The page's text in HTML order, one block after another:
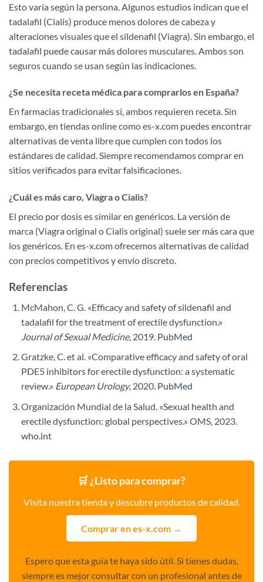
Esto varía según la persona. Algunos estudios indican que el
tadalafil (Cialis) produce menos dolores de cabeza y
alteraciones visuales que el sildenafil (Viagra). Sin embargo, el
tadalafil puede causar más dolores musculares. Ambos son
seguros cuando se usan según las indicaciones.
¿Se necesita receta médica para comprarlos en España?
En farmacias tradicionales sí, ambos requieren receta. Sin
embargo, en tiendas online como es-x.com puedes encontrar
alternativas de venta libre que cumplen con todos los
estándares de calidad. Siempre recomendamos comprar en
sitios verificados para evitar falsificaciones.
¿Cuál es más caro, Viagra o Cialis?
El precio por dosis es similar en genéricos. La versión de
marca (Viagra original o Cialis original) suele ser más cara que
los genéricos. En es-x.com ofrecemos alternativas de calidad
con precios competitivos y envío discreto.
Referencias
McMahon, C. G. «Efficacy and safety of sildenafil and
tadalafil for the treatment of erectile dysfunction.»
Journal of Sexual Medicine, 2019. PubMed
Gratzke, C. et al. «Comparative efficacy and safety of oral
PDE5 inhibitors for erectile dysfunction: a systematic
review.» European Urology, 2020. PubMed
Organización Mundial de la Salud. «Sexual health and
erectile dysfunction: global perspectives.» OMS, 2023.
who.int
🛒 ¿Listo para comprar?
Visita nuestra tienda y descubre productos de calidad.
Comprar en es-x.com →
Espero que esta guía te haya sido útil. Si tienes dudas,
siempre es mejor consultar con un profesional antes de